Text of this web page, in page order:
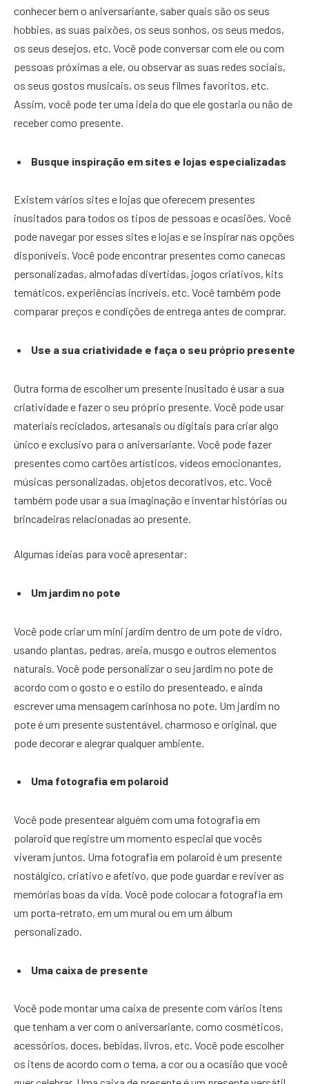
conhecer bem o aniversariante, saber quais são os seus
hobbies, as suas paixões, os seus sonhos, os seus medos,
os seus desejos, etc. Você pode conversar com ele ou com
pessoas próximas a ele, ou observar as suas redes sociais,
os seus gostos musicais, os seus filmes favoritos, etc.
Assim, você pode ter uma ideia do que ele gostaria ou não de
receber como presente.
Busque inspiração em sites e lojas especializadas
Existem vários sites e lojas que oferecem presentes
inusitados para todos os tipos de pessoas e ocasiões. Você
pode navegar por esses sites e lojas e se inspirar nas opções
disponíveis. Você pode encontrar presentes como canecas
personalizadas, almofadas divertidas, jogos criativos, kits
temáticos, experiências incríveis, etc. Você também pode
comparar preços e condições de entrega antes de comprar.
Use a sua criatividade e faça o seu próprio presente
Outra forma de escolher um presente inusitado é usar a sua
criatividade e fazer o seu próprio presente. Você pode usar
materiais reciclados, artesanais ou digitais para criar algo
único e exclusivo para o aniversariante. Você pode fazer
presentes como cartões artísticos, vídeos emocionantes,
músicas personalizadas, objetos decorativos, etc. Você
também pode usar a sua imaginação e inventar histórias ou
brincadeiras relacionadas ao presente.
Algumas ideias para você apresentar:
Um jardim no pote
Você pode criar um mini jardim dentro de um pote de vidro,
usando plantas, pedras, areia, musgo e outros elementos
naturais. Você pode personalizar o seu jardim no pote de
acordo com o gosto e o estilo do presenteado, e ainda
escrever uma mensagem carinhosa no pote. Um jardim no
pote é um presente sustentável, charmoso e original, que
pode decorar e alegrar qualquer ambiente.
Uma fotografia em polaroid
Você pode presentear alguém com uma fotografia em
polaroid que registre um momento especial que vocês
viveram juntos. Uma fotografia em polaroid é um presente
nostálgico, criativo e afetivo, que pode guardar e reviver as
memórias boas da vida. Você pode colocar a fotografia em
um porta-retrato, em um mural ou em um álbum
personalizado.
Uma caixa de presente
Você pode montar uma caixa de presente com vários itens
que tenham a ver com o aniversariante, como cosméticos,
acessórios, doces, bebidas, livros, etc. Você pode escolher
os itens de acordo com o tema, a cor ou a ocasião que você